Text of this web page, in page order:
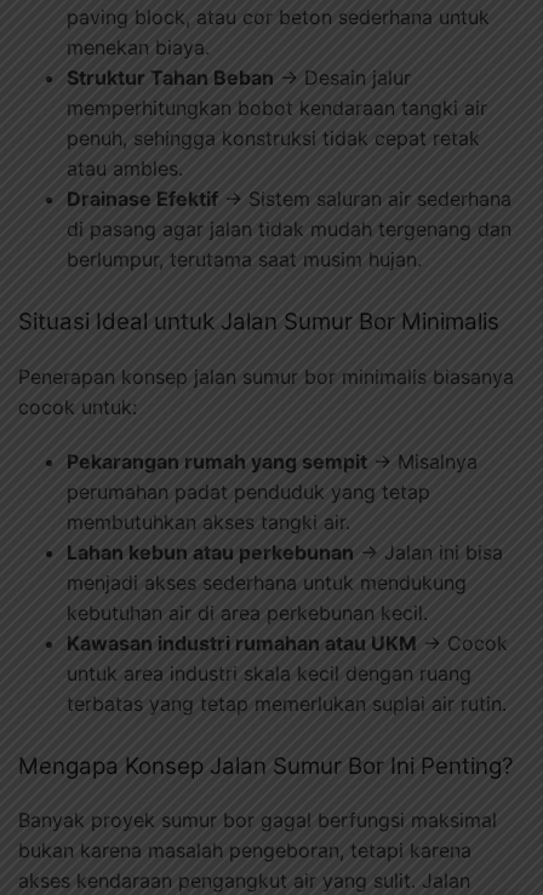
paving block, atau cor beton sederhana untuk
menekan biaya.
Struktur Tahan Beban → Desain jalur
memperhitungkan bobot kendaraan tangki air
penuh, sehingga konstruksi tidak cepat retak
atau ambles.
Drainase Efektif → Sistem saluran air sederhana
di pasang agar jalan tidak mudah tergenang dan
berlumpur, terutama saat musim hujan.
Situasi Ideal untuk Jalan Sumur Bor Minimalis
Penerapan konsep jalan sumur bor minimalis biasanya
cocok untuk:
Pekarangan rumah yang sempit → Misalnya
perumahan padat penduduk yang tetap
membutuhkan akses tangki air.
Lahan kebun atau perkebunan → Jalan ini bisa
menjadi akses sederhana untuk mendukung
kebutuhan air di area perkebunan kecil.
Kawasan industri rumahan atau UKM → Cocok
untuk area industri skala kecil dengan ruang
terbatas yang tetap memerlukan suplai air rutin.
Mengapa Konsep Jalan Sumur Bor Ini Penting?
Banyak proyek sumur bor gagal berfungsi maksimal
bukan karena masalah pengeboran, tetapi karena
akses kendaraan pengangkut air yang sulit. Jalan